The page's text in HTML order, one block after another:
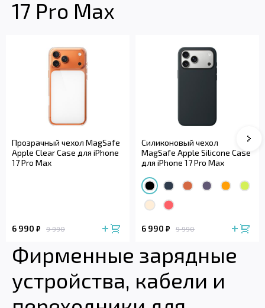
17 Pro Max
Прозрачный чехол MagSafe
Apple Clear Case для iPhone
17 Pro Max
6 990 ₽ 9 990
Силиконовый чехол
MagSafe Apple Silicone Case
для iPhone 17 Pro Max
6 990 ₽ 9 990
Фирменные зарядные
устройства, кабели и